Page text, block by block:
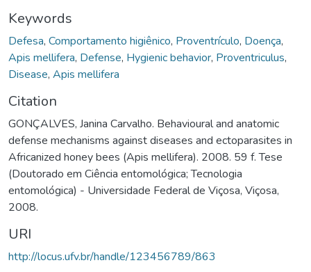
Keywords
Defesa, Comportamento higiênico, Proventrículo, Doença,
Apis mellifera, Defense, Hygienic behavior, Proventriculus,
Disease, Apis mellifera
Citation
GONÇALVES, Janina Carvalho. Behavioural and anatomic
defense mechanisms against diseases and ectoparasites in
Africanized honey bees (Apis mellifera). 2008. 59 f. Tese
(Doutorado em Ciência entomológica; Tecnologia
entomológica) - Universidade Federal de Viçosa, Viçosa,
2008.
URI
http://locus.ufv.br/handle/123456789/863